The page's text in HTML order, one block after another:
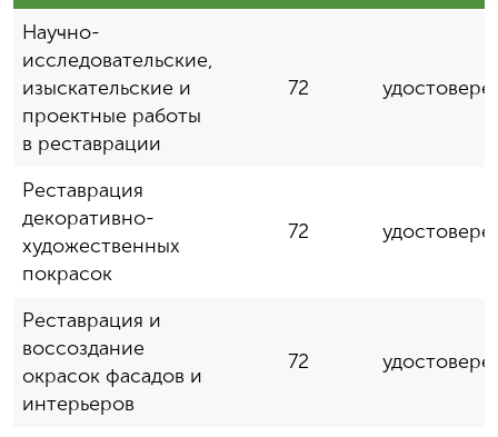
Научно-
исследовательские,
изыскательские и
проектные работы
в реставрации
72
Реставрация
декоративно-
художественных
покрасок
72
Реставрация и
воссоздание
окрасок фасадов и
интерьеров
72